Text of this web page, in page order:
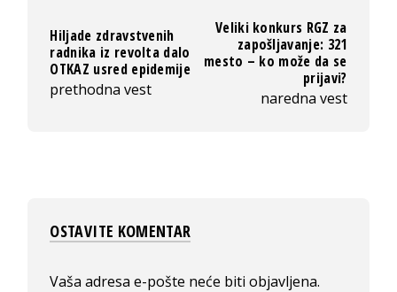
Hiljade zdravstvenih
radnika iz revolta dalo
OTKAZ usred epidemije
prethodna vest
Veliki konkurs RGZ za
zapošljavanje: 321
mesto – ko može da se
prijavi?
naredna vest
OSTAVITE KOMENTAR
Vaša adresa e-pošte neće biti objavljena.